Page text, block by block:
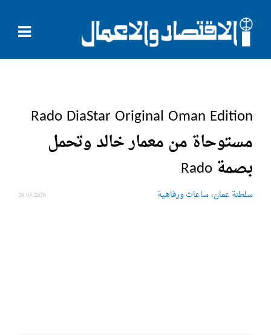
Rado DiaStar Original Oman Edition
مستوحاة من معمار خالد وتحمل
بصمة Rado
سلطنة عمان،ساعات ورفاهية 26.05.2026